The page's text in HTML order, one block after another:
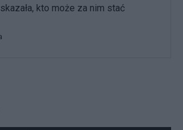
kto może za nim stać